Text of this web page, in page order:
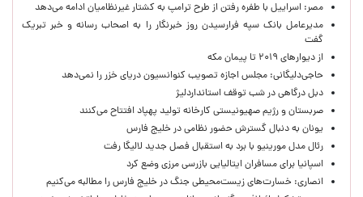
مصر: اسراییل با طفره رفتن از طرح ترامپ به کشتار غیرنظامیان ادامه می‌دهد
مدیرعامل بانک سپه فرارسیدن روز خبرنگار را به اصحاب رسانه و خبر تبریک
گفت
از دیوارهای ۲۰۱۹ تا پیمان مکه
حاجی‌دلیگانی: مجلس اجازه تصویب کنوانسیون دریای خزر را نمی‌دهد
دبل درگاهی در شب توقف استانداردلیژ
صربستان و رژیم صهیونیستی کارخانه تولید پهپاد افتتاح می‌کنند
یونان به دنبال گسترش حضور نظامی در خلیج فارس
رئال مدل مورینیو با برد به استقبال فصل جدید لالیگا رفت
اسپانیا برای مسافران ایتالیایی بازرسی مرزی وضع کرد
انصاری: خسارت‌های زیست‌محیطی جنگ در خلیج فارس را مطالبه‌ می‌کنیم